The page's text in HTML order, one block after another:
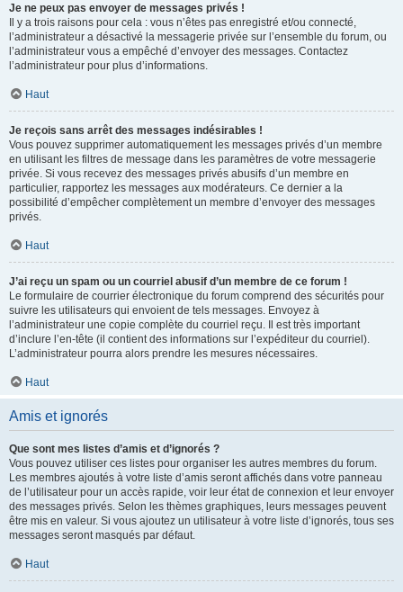
Je ne peux pas envoyer de messages privés !
Il y a trois raisons pour cela : vous n’êtes pas enregistré et/ou connecté,
l’administrateur a désactivé la messagerie privée sur l’ensemble du forum, ou
l’administrateur vous a empêché d’envoyer des messages. Contactez
l’administrateur pour plus d’informations.
Haut
Je reçois sans arrêt des messages indésirables !
Vous pouvez supprimer automatiquement les messages privés d’un membre
en utilisant les filtres de message dans les paramètres de votre messagerie
privée. Si vous recevez des messages privés abusifs d’un membre en
particulier, rapportez les messages aux modérateurs. Ce dernier a la
possibilité d’empêcher complètement un membre d’envoyer des messages
privés.
Haut
J’ai reçu un spam ou un courriel abusif d’un membre de ce forum !
Le formulaire de courrier électronique du forum comprend des sécurités pour
suivre les utilisateurs qui envoient de tels messages. Envoyez à
l’administrateur une copie complète du courriel reçu. Il est très important
d’inclure l’en-tête (il contient des informations sur l’expéditeur du courriel).
L’administrateur pourra alors prendre les mesures nécessaires.
Haut
Amis et ignorés
Que sont mes listes d’amis et d’ignorés ?
Vous pouvez utiliser ces listes pour organiser les autres membres du forum.
Les membres ajoutés à votre liste d’amis seront affichés dans votre panneau
de l’utilisateur pour un accès rapide, voir leur état de connexion et leur envoyer
des messages privés. Selon les thèmes graphiques, leurs messages peuvent
être mis en valeur. Si vous ajoutez un utilisateur à votre liste d’ignorés, tous ses
messages seront masqués par défaut.
Haut